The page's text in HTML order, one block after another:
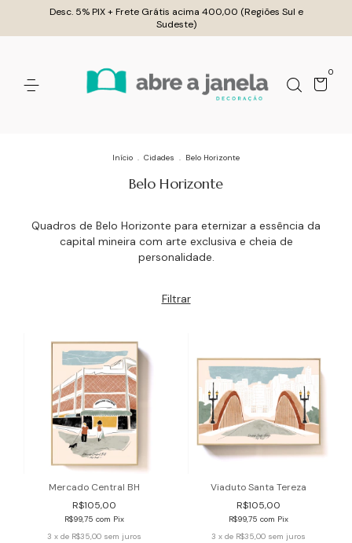
Desc. 5% PIX + Frete Grátis acima 400,00 (Regiões Sul e
Sudeste)
0
Início . Cidades . Belo Horizonte
Belo Horizonte
Quadros de Belo Horizonte para eternizar a essência da
capital mineira com arte exclusiva e cheia de
personalidade.
Filtrar
Mercado Central BH
R$105,00
R$99,75 com Pix
3 x de R$35,00 sem juros
Viaduto Santa Tereza
R$105,00
R$99,75 com Pix
3 x de R$35,00 sem juros